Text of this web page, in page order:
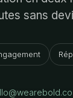
sans